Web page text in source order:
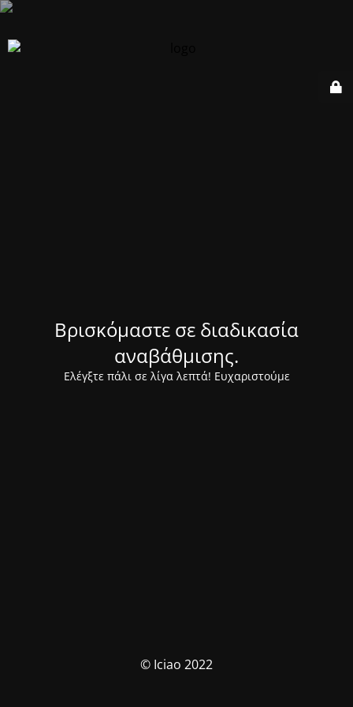
Βρισκόμαστε σε διαδικασία
αναβάθμισης.
Ελέγξτε πάλι σε λίγα λεπτά! Ευχαριστούμε
© Iciao 2022